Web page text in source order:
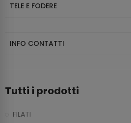
TELE E FODERE
INFO CONTATTI
Tutti i prodotti
FILATI